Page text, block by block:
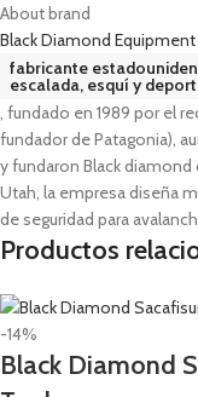
About brand
Black Diamond Equipment
fabricante
escalada, esquí y
, fundado en 1989 por el
fundador de Patagonia),
y fundaron Black
Utah, la empresa diseña
de seguridad para
Productos
-14%
Black Diamond